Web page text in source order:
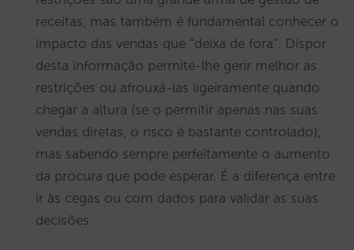
receitas, mas também é fundamental conhecer o
impacto das vendas que “deixa de fora”. Dispor
desta informação permite-lhe gerir melhor as
restrições ou afrouxá-las ligeiramente quando
chegar a altura (se o permitir apenas nas suas
vendas diretas, o risco é bastante controlado),
mas sabendo sempre perfeitamente o aumento
da procura que pode esperar. É a diferença entre
ir às cegas ou com dados para validar as suas
decisões.